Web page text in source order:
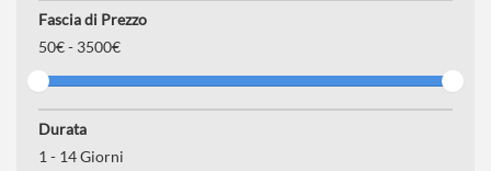
Fascia di Prezzo
50€ - 3500€
Durata
1- 14Giorni